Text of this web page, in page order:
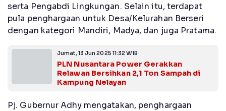
serta Pengabdi Lingkungan. Selain itu, terdapat
pula penghargaan untuk Desa/Kelurahan Berseri
dengan kategori Mandiri, Madya, dan juga Pratama.
Jumat, 13 Jun 2025 11:32 WIB
PLN Nusantara Power Gerakkan
Relawan Bersihkan 2,1 Ton Sampah di
Kampung Nelayan
Pj. Gubernur Adhy mengatakan, penghargaan